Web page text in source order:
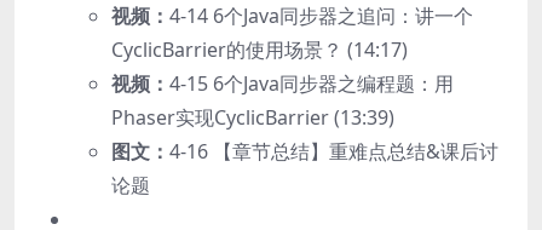
视频： 4-14 6个Java同步器之追问：讲一个
CyclicBarrier的使用场景？ (14:17)
视频： 4-15 6个Java同步器之编程题：用
Phaser实现CyclicBarrier (13:39)
图文： 4-16 【章节总结】重难点总结&课后讨
论题